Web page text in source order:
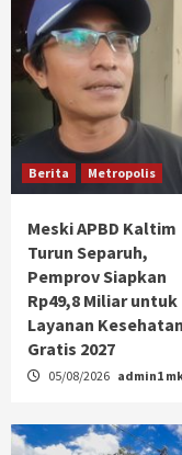
Berita Metropolis
Meski APBD Kaltim
Turun Separuh,
Pemprov Siapkan
Rp49,8 Miliar untuk
Layanan Kesehatan
Gratis 2027
05/08/2026 admin1